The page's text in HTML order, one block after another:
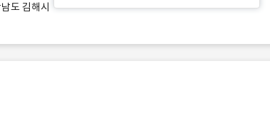
도 김해시